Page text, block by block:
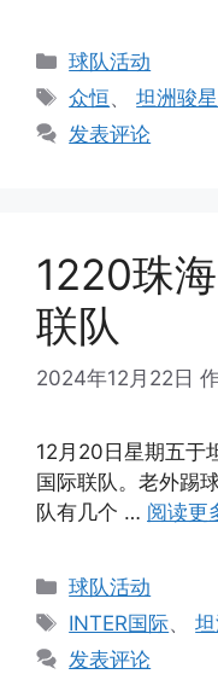
分
类
球队活动
标
签
众恒、坦洲骏
发表评论
1220珠
联队
2024年12月22日
12月20日星期五于
国际联队。老外踢
队有几个 … 阅读更
分
类
球队活动
标
签
INTER国际、
发表评论